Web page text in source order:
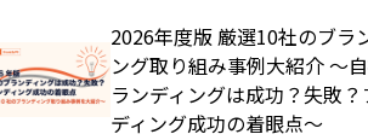
2026年度版 厳選10社のブラ
ング取り組み事例大紹介 ～
ランディングは成功？失敗？
ディング成功の着眼点～